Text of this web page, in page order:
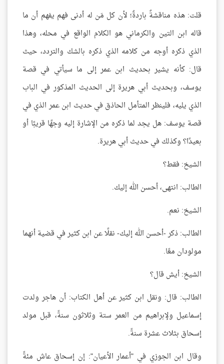
قلت: هذه مناقشةٌ باردةٌ؛ لأن كل مَن له أدنى فهم يفهم أن ما
قاله ابن التين والكرماني هو الكلام الواقع في محله، وهذا
الذي ذكره أوجه من كلامه الذي ذكره بالشك والتردد، حيث
قال: كأنه يشير بحديث ابن عمر إلى ما سيأتي في قصة
يوسف، وبحديث أبي هريرة إلى الحديث المذكور في الباب
الذي يليه، فلينظر المتأمل الحاذق في حديث ابن عمر الذي في
قصة يوسف: هل يجد لما ذكره من الإشارة إليه وجهًا قريبًا أو
بعيدًا؟ وكذلك في حديث أبي هريرة.
الشيخ: فقط؟
الطالب: انتهى، أحسن الله إليك.
الشيخ: نعم.
الطالب: ذكر -أحسن الله إليك- نقلًا عن ابن كثير في قضية أنهما
مولودان معًا.
الشيخ: أيش قال؟
الطالب: قال: ونقل ابن كثير عن أهل الكتاب: أن هاجر ولدت
إسماعيل ولإبراهيم من العمر ستة وثلاثون سنةً، قبل مولد
إسحاق بثلاث عشرة سنةً.
وقال ابن الجوزي في "أعمار الأعيان": إن إسحاق عاش مئةً